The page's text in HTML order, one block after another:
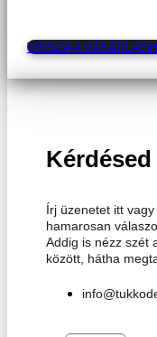
VISSZA A
Írj üzenetet itt
hamarosan
Addig is nézz szét
között, hátha